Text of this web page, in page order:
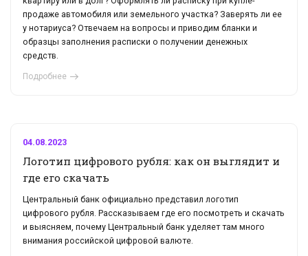
продаже автомобиля или земельного участка? Заверять ли ее
у нотариуса? Отвечаем на вопросы и приводим бланки и
образцы заполнения расписки о получении денежных
средств.
Подробнее
04.08.2023
Логотип цифрового рубля: как он выглядит и
где его скачать
Центральный банк официально представил логотип
цифрового рубля. Рассказываем где его посмотреть и скачать
и выясняем, почему Центральный банк уделяет там много
внимания российской цифровой валюте.